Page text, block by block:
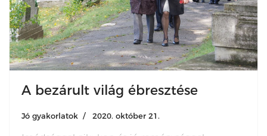
A bezárult világ ébresztése
Jó gyakorlatok 2020. október 21.